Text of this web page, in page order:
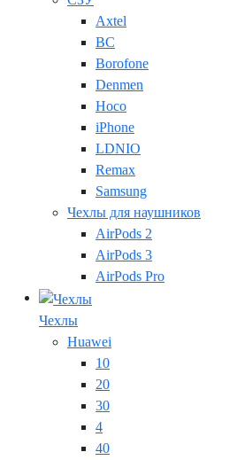
Axtel
BC
Borofone
Denmen
Hoco
iPhone
LDNIO
Remax
Samsung
Чехлы для наушников
AirPods 2
AirPods 3
AirPods Pro
Чехлы
Huawei
10
20
30
4
40